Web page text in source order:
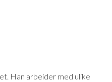
Han arbeider med ulike